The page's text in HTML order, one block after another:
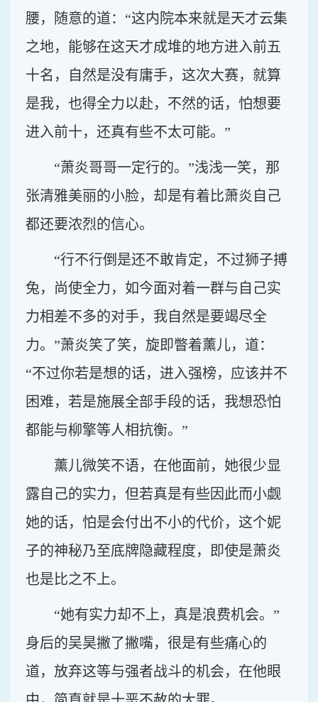
腰，随意的道：“这内院本来就是天才云集
之地，能够在这天才成堆的地方进入前五
十名，自然是没有庸手，这次大赛，就算
是我，也得全力以赴，不然的话，怕想要
进入前十，还真有些不太可能。”
“萧炎哥哥一定行的。”浅浅一笑，那
张清雅美丽的小脸，却是有着比萧炎自己
都还要浓烈的信心。
“行不行倒是还不敢肯定，不过狮子搏
兔，尚使全力，如今面对着一群与自己实
力相差不多的对手，我自然是要竭尽全
力。”萧炎笑了笑，旋即瞥着薰儿，道：
“不过你若是想的话，进入强榜，应该并不
困难，若是施展全部手段的话，我想恐怕
都能与柳擎等人相抗衡。”
薰儿微笑不语，在他面前，她很少显
露自己的实力，但若真是有些因此而小觑
她的话，怕是会付出不小的代价，这个妮
子的神秘乃至底牌隐藏程度，即使是萧炎
也是比之不上。
“她有实力却不上，真是浪费机会。”
身后的吴昊撇了撇嘴，很是有些痛心的
道，放弃这等与强者战斗的机会，在他眼